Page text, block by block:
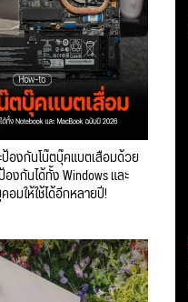
องกันโน๊ตบุ๊คแบตเสื่อมด้วย
งกันได้ทั้ง Windows และ
มให้ใช้ได้อีกหลายปี!